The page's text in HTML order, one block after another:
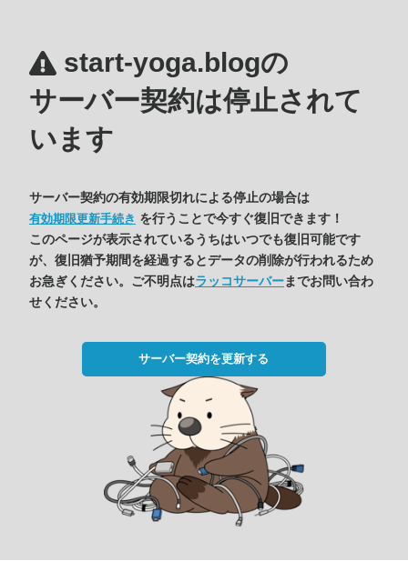
start-yoga.blogの
サーバー契約は停止されて
います
サーバー契約の有効期限切れによる停止の場合は
有効期限更新手続き を行うことで今すぐ復旧できます！
このページが表示されているうちはいつでも復旧可能です
が、復旧猶予期間を経過するとデータの削除が行われるため
お急ぎください。ご不明点はラッコサーバーまでお問い合わ
せください。
サーバー契約を更新する